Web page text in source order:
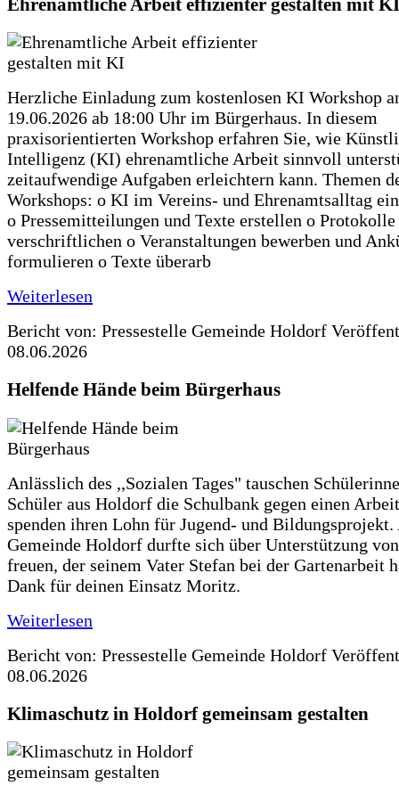
Herzliche Einladung zum kostenlosen KI Workshop
19.06.2026 ab 18:00 Uhr im Bürgerhaus. In diesem
praxisorientierten Workshop erfahren Sie, wie
Intelligenz (KI) ehrenamtliche Arbeit sinnvoll
zeitaufwendige Aufgaben erleichtern kann. Themen
Workshops: o KI im Vereins- und Ehrenamtsalltag
o Pressemitteilungen und Texte erstellen o
verschriftlichen o Veranstaltungen bewerben und
formulieren o Texte überarb
Weiterlesen
Bericht von: Pressestelle Gemeinde Holdorf
08.06.2026
Helfende Hände beim Bürgerhaus
Anlässlich des ,,Sozialen Tages" tauschen
Schüler aus Holdorf die Schulbank gegen einen
spenden ihren Lohn für Jugend- und Bildungsprojekt.
Gemeinde Holdorf durfte sich über Unterstützung
freuen, der seinem Vater Stefan bei der Gartenarbeit
Dank für deinen Einsatz Moritz.
Weiterlesen
Bericht von: Pressestelle Gemeinde Holdorf
08.06.2026
Klimaschutz in Holdorf gemeinsam gestalten